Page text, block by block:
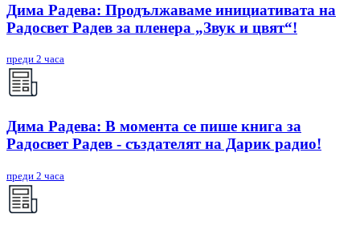
Дима Радева: Продължаваме инициативата на
Радосвет Радев за пленера „Звук и цвят“!
преди 2 часа
Дима Радева: В момента се пише книга за
Радосвет Радев - създателят на Дарик радио!
преди 2 часа